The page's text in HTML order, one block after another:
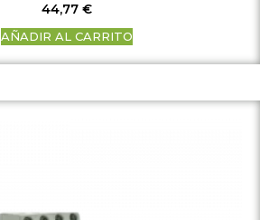
44,77 €
AÑADIR AL CARRITO